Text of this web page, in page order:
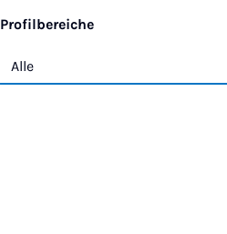
Profilbereiche